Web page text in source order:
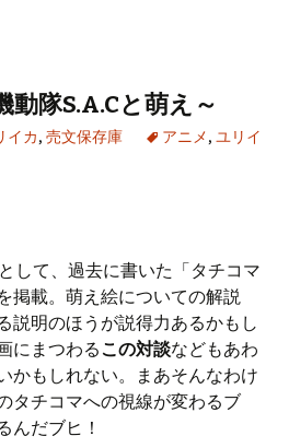
動隊S.A.Cと萌え～
イカ, 売文保存庫 アニメ, ユリイ
して、過去に書いた「タチコマ
掲載。萌え絵についての解説
説明のほうが説得力あるかもし
にまつわる この対談などもあわ
かもしれない。まあそんなわけ
タチコマへの視線が変わるブ
だブヒ！